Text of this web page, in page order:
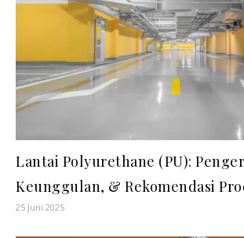
Lantai Polyurethane (PU):
Keunggulan, & Rekomendasi
25 Juni 2025